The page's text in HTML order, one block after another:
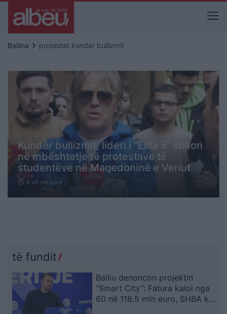
Ballina keyboard_arrow_right protestat kunder bullizmit
Kundër bullizmit, lideri i “Elita 5” shkon
në mbështetje të protestave të
studentëve në Maqedoninë e Veriut
schedule 4 vit me parë
të fundit
Balliu denoncon projektin
“Smart City”: Fatura kaloi nga
60 në 118.5 mln euro, SHBA ka